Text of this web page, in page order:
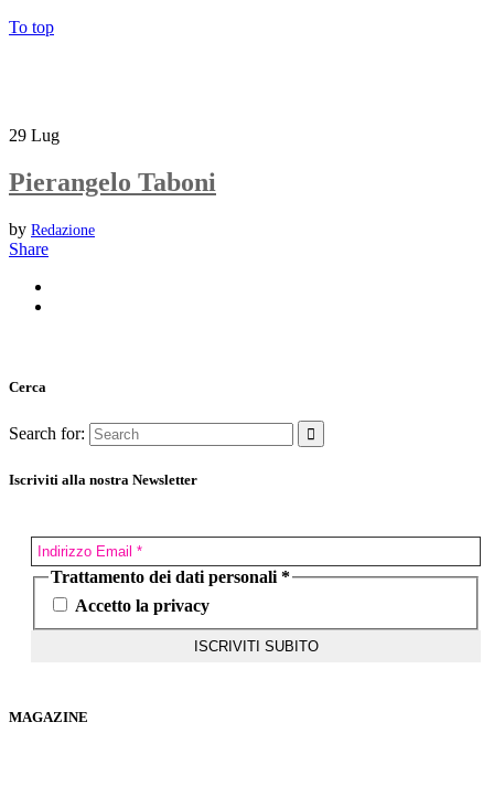
To top
29 Lug
Pierangelo Taboni
by Redazione
Share
Cerca
Search for:
Iscriviti alla nostra Newsletter
Trattamento dei dati personali *
Accetto la privacy
MAGAZINE